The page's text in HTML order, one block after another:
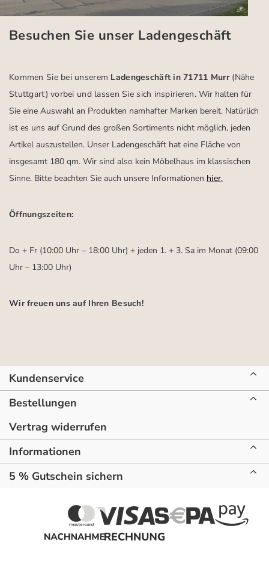
Besuchen Sie unser Ladengeschäft
Kommen Sie bei unserem Ladengeschäft in 71711 Murr (Nähe
Stuttgart) vorbei und lassen Sie sich inspirieren.Wir halten für
Sie eine Auswahl an Produkten namhafter Marken bereit. Natürlich
ist es uns auf Grund des großen Sortiments nicht möglich, jeden
Artikel auszustellen. Unser Ladengeschäft hat eine Fläche von
insgesamt 180 qm. Wir sind also kein Möbelhaus im klassischen
Sinne. Bitte beachten Sie auch unsere Informationen hier.
Öffnungszeiten:
Do + Fr (10:00 Uhr – 18:00 Uhr) + jeden 1. + 3. Sa im Monat (09:00
Uhr – 13:00 Uhr)
Wir freuen uns auf Ihren Besuch!
Kundenservice
Bestellungen
Vertrag widerrufen
Informationen
5 % Gutschein sichern